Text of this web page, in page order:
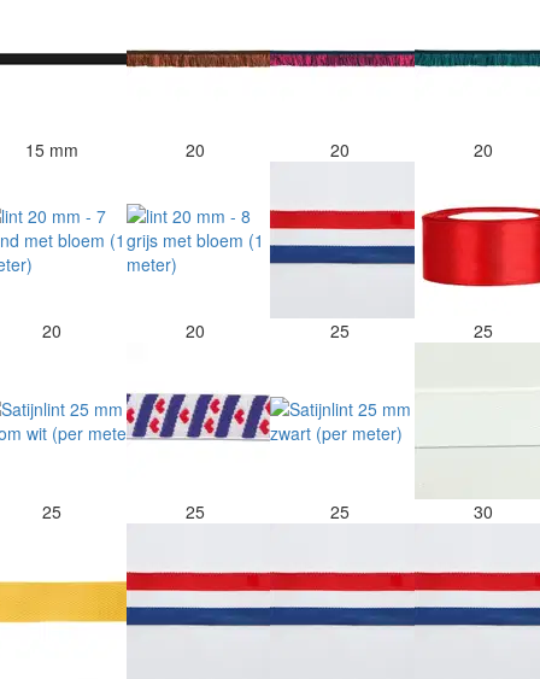
15 mm 20 20 20
20 20 25 25
25 25 25 30